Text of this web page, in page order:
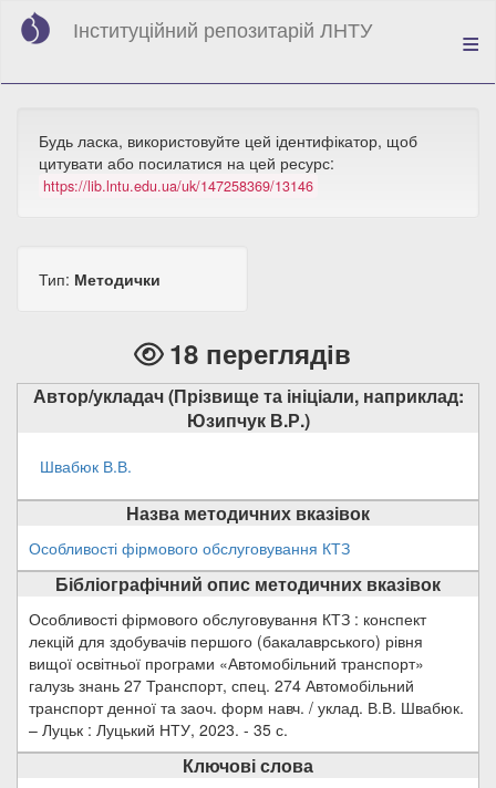
Перейти
вмісту
Інституційний репозитарій ЛНТУ
Будь ласка, використовуйте цей ідентифікатор, щоб
цитувати або посилатися на цей ресурс:
https://lib.lntu.edu.ua/uk/147258369/13146
Тип: Методички
18 переглядів
Автор/укладач (Прізвище та ініціали, наприклад:
Юзипчук В.Р.)
Швабюк В.В.
Назва методичних вказівок
Особливості фірмового обслуговування КТЗ
Бібліографічний опис методичних вказівок
Особливості фірмового обслуговування КТЗ : конспект
лекцій для здобувачів першого (бакалаврського) рівня
вищої освітньої програми «Автомобільний транспорт»
галузь знань 27 Транспорт, спец. 274 Автомобільний
транспорт денної та заоч. форм навч. / уклад. В.В. Швабюк.
– Луцьк : Луцький НТУ, 2023. - 35 с.
Ключові слова